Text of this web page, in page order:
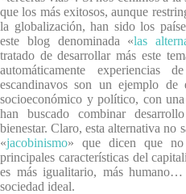
que los más exitosos, aunque
la globalización, han sido los
este blog denominada «las
tratado de desarrollar más este
automáticamente
escandinavos son un ejemplo de
socioeconómico y político, con
han buscado combinar
bienestar. Claro, esta alternativa no
«jacobinismo» que dicen que
principales características del
es más igualitario, más
sociedad ideal.